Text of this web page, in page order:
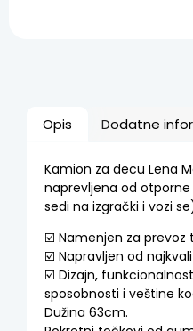
Opis Dodatne
Kamion za decu Lena
naprevljena od
sedi na izgrački i vozi
☑️ Namenjen za prevoz
☑️ Napravljen od
☑️ Dizajn,
sposobnosti i veštine
Dužina 63cm.